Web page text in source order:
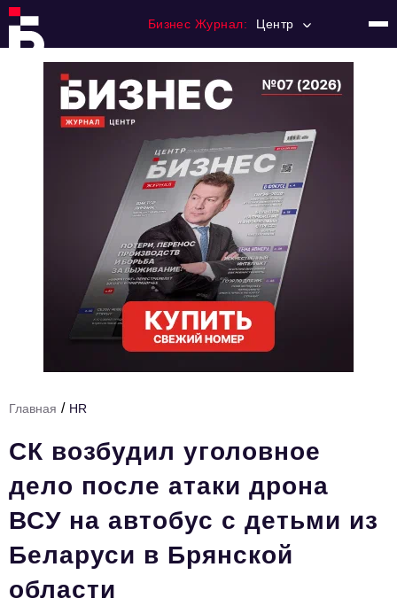
Бизнес Журнал: Центр
Регулирование
Премия "Тульский Бизнес"
История тульского предпринимательства
Тема номера
HR
Персона номера
Инфраструктура развития
Технологии и тренды
Главная / HR
СК возбудил уголовное
дело после атаки дрона
ВСУ на автобус с детьми из
Беларуси в Брянской
области